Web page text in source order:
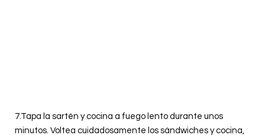
7.Tapa la sartén y cocina a fuego lento durante unos
minutos. Voltea cuidadosamente los sándwiches y cocina,